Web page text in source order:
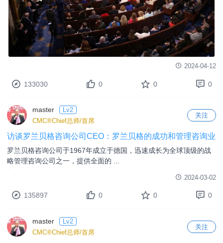
2024-04-12
133030 0 0 0
master
Lv2
CMC®Chief总师/首席
关注
访谈罗兰贝格咨询公司CEO：罗兰贝格的成功和管理咨询业
罗兰贝格咨询公司于1967年成立于德国，迅速成长为全球顶级的战
略管理咨询公司之一，提供全面的 ...
2024-03-02
135897 0 0 0
master
Lv2
CMC®Chief总师/首席
关注